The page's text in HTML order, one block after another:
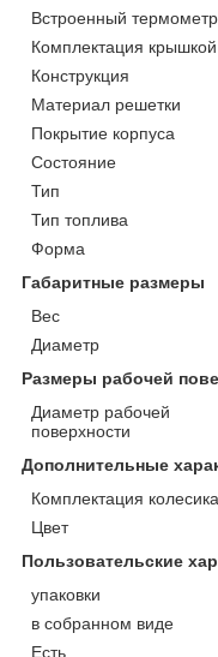
Встроенный термометр
Комплектация крышкой
Конструкция
Материал решетки
Покрытие корпуса
Состояние
Тип
Тип топлива
Форма
Габаритные размеры
Вес
Диаметр
Размеры рабочей
Диаметр рабочей
поверхности
Дополнительные
Комплектация
Цвет
Пользовательские
упаковки
в собранном виде
Есть